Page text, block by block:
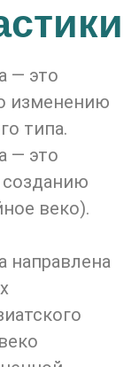
— это
изменению
типа.
— это
созданию
веко).
направлена